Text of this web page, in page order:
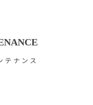
テナンス